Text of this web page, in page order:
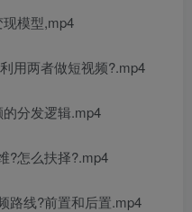
模型,mp4
用两者做短视频?.mp4
分发逻辑.mp4
?怎么扶择?.mp4
路线?前置和后置.mp4